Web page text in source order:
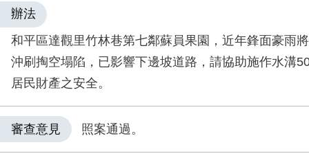
辦法
和平區達觀里竹林巷第七鄰蘇員果園，近年鋒面豪雨
沖刷掏空塌陷，已影響下邊坡道路，請協助施作水溝
居民財產之安全。
審查意見 照案通過。